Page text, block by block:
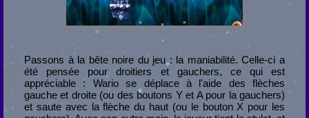
Passons à la bête noire du jeu : la maniabilité. Celle-ci a
été pensée pour droitiers et gauchers, ce qui est
appréciable : Wario se déplace à l'aide des flèches
gauche et droite (ou des boutons Y et A pour la gauchers)
et saute avec la flèche du haut (ou le bouton X pour les